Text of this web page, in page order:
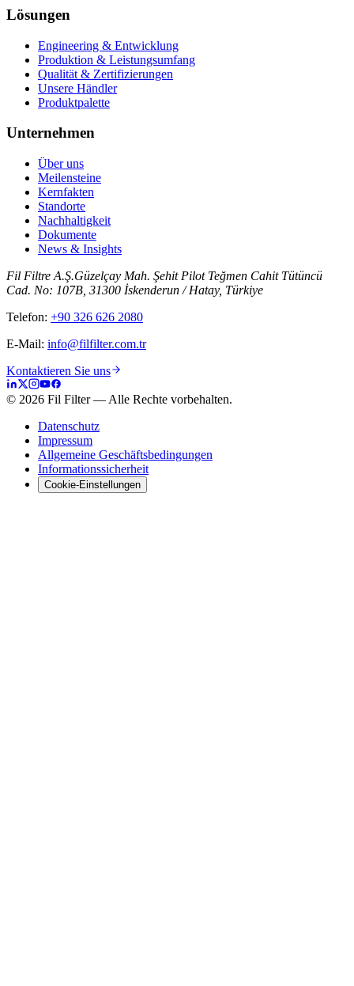
Lösungen
Engineering & Entwicklung
Produktion & Leistungsumfang
Qualität & Zertifizierungen
Unsere Händler
Produktpalette
Unternehmen
Über uns
Meilensteine
Kernfakten
Standorte
Nachhaltigkeit
Dokumente
News & Insights
Fil Filtre A.Ş.Güzelçay Mah. Şehit Pilot Teğmen Cahit Tütüncü
Cad. No: 107B, 31300 İskenderun / Hatay, Türkiye
Telefon: +90 326 626 2080
E-Mail: info@filfilter.com.tr
Kontaktieren Sie uns
© 2026 Fil Filter— Alle Rechte vorbehalten.
Datenschutz
Impressum
Allgemeine Geschäftsbedingungen
Informationssicherheit
Cookie-Einstellungen